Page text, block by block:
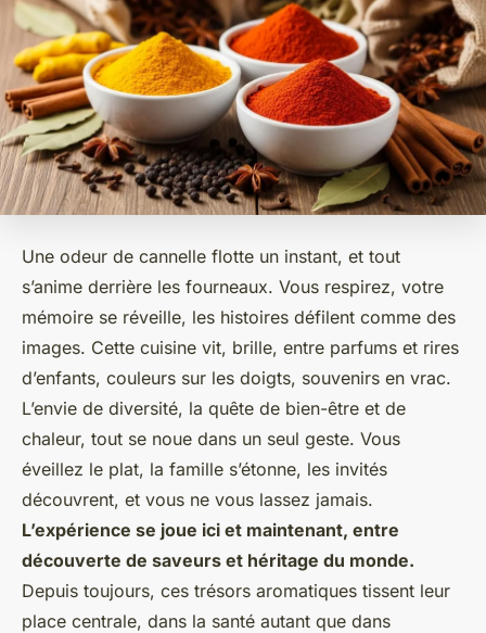
Une odeur de cannelle flotte un instant, et tout
s’anime derrière les fourneaux. Vous respirez, votre
mémoire se réveille, les histoires défilent comme des
images. Cette cuisine vit, brille, entre parfums et rires
d’enfants, couleurs sur les doigts, souvenirs en vrac.
L’envie de diversité, la quête de bien-être et de
chaleur, tout se noue dans un seul geste. Vous
éveillez le plat, la famille s’étonne, les invités
découvrent, et vous ne vous lassez jamais.
L’expérience se joue ici et maintenant, entre
découverte de saveurs et héritage du monde.
Depuis toujours, ces trésors aromatiques tissent leur
place centrale, dans la santé autant que dans